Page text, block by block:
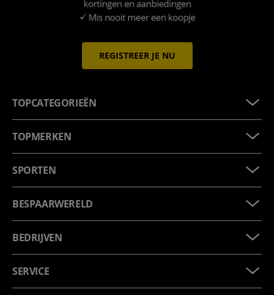
REGISTREER JE NU
TOPCATEGORIEËN
TOPMERKEN
SPORTEN
BESPAARWERELD
BEDRIJVEN
SERVICE